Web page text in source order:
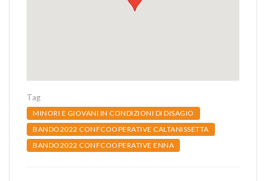
Tag
MINORI E GIOVANI IN CONDIZIONI DI DISAGIO
BANDO2022 CONFCOOPERATIVE CALTANISSETTA
BANDO2022 CONFCOOPERATIVE ENNA